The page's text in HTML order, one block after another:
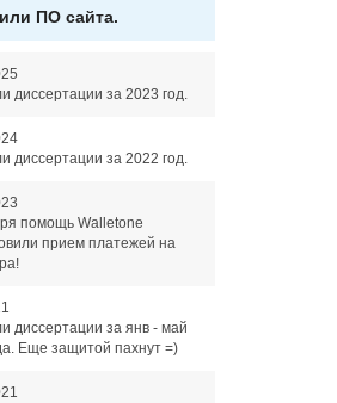
ПО сайта.
диссертации за 2023 год.
диссертации за 2022 год.
помощь Walletone
прием платежей на
диссертации за янв - май
Еще защитой пахнут =)